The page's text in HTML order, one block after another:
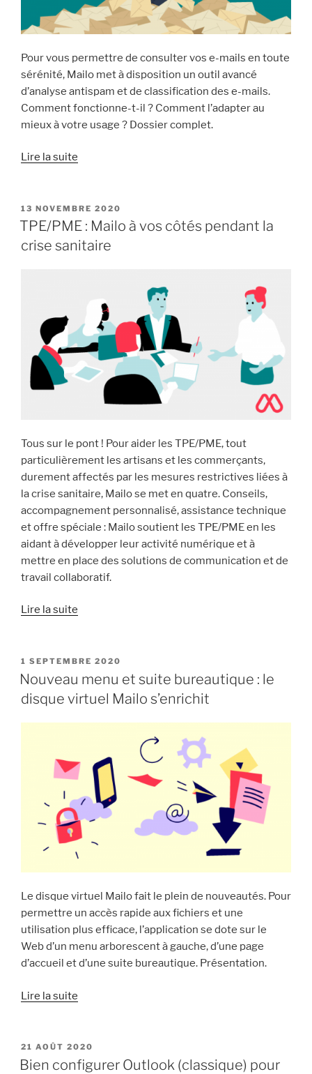
Pour vous permettre de consulter vos e-mails en toute
sérénité, Mailo met à disposition un outil avancé
d’analyse antispam et de classification des e-mails.
Comment fonctionne-t-il ? Comment l’adapter au
mieux à votre usage ? Dossier complet.
Lire la suite
notifications :
gardez
le
boîte
de
réception
Mailo »
PUBLIÉ
LE
13 NOVEMBRE 2020
TPE/PME : Mailo à vos côtés pendant la
crise sanitaire
Tous sur le pont ! Pour aider les TPE/PME, tout
particulièrement les artisans et les commerçants,
durement affectés par les mesures restrictives liées à
la crise sanitaire, Mailo se met en quatre. Conseils,
accompagnement personnalisé, assistance technique
et offre spéciale : Mailo soutient les TPE/PME en les
aidant à développer leur activité numérique et à
mettre en place des solutions de communication et de
travail collaboratif.
Lire la suite
vos
côtés
pendant
crise
PUBLIÉ
LE
1 SEPTEMBRE 2020
Nouveau menu et suite bureautique : le
disque virtuel Mailo s’enrichit
Le disque virtuel Mailo fait le plein de nouveautés. Pour
permettre un accès rapide aux fichiers et une
utilisation plus efficace, l’application se dote sur le
Web d’un menu arborescent à gauche, d’une page
d’accueil et d’une suite bureautique. Présentation.
Lire la suite
suite
bureautique :
PUBLIÉ
LE
21 AOÛT 2020
Bien configurer Outlook (classique) pour